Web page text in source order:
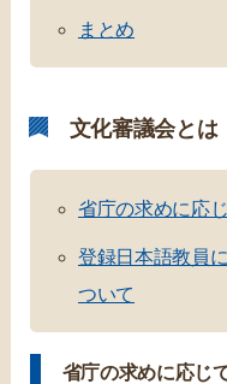
まとめ
文化審議会とは
省庁の求めに応
登録日本語教員
ついて
省庁の求めに応じ